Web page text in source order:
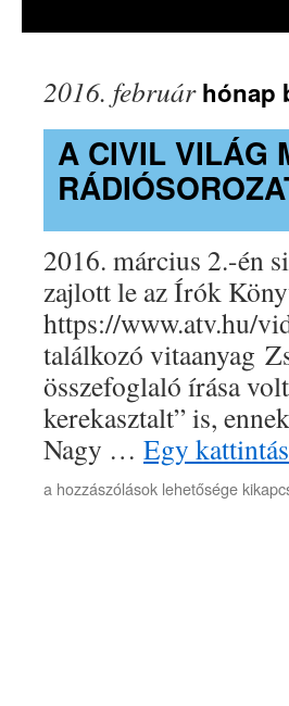
2016. februárhónap
A CIVIL VILÁG
2016. március 2.-én
zajlott le az Írók
https://www.atv.hu/
találkozó vitaanyag
összefoglaló írása
kerekasztalt” is,
Nagy … Egy
A
a hozzászólások lehetősége